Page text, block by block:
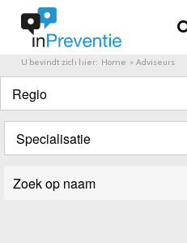
U bevindt zich hier: Home Adviseurs